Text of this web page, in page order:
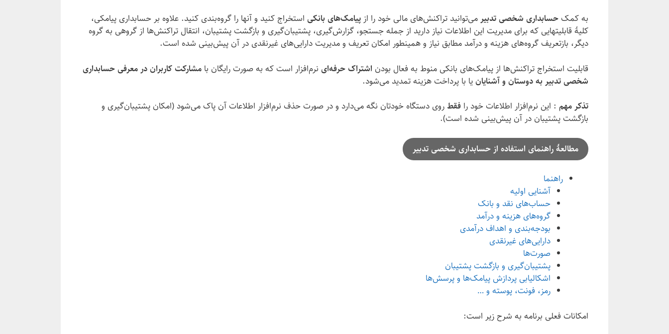
به کمک حسابداری شخصی تدبیر می‌توانید تراکنش‌های مالی خود را از پیامک‌های بانکی استخراج کنید و آنها را گروه‌بندی کنید. علاوه بر حسابداری پیامکی،
کلیهٔ قابلیتهایی که برای مدیریت این اطلاعات نیاز دارید از جمله جستجو، گزارش‌گیری، پشتیبان‌گیری و بازگشت پشتیبان، انتقال تراکنش‌ها از گروهی به گروه
دیگر، بازتعریف گروه‌های هزینه و درآمد مطابق نیاز و همینطور امکان تعریف و مدیریت دارایی‌های غیرنقدی در آن پیش‌بینی شده است.
قابلیت استخراج تراکنش‌ها از پیامک‌های بانکی منوط به فعال بودن اشتراک حرفه‌ای نرم‌افزار است که به صورت رایگان با مشارکت کاربران در معرفی حسابداری
شخصی تدبیر به دوستان و آشنایانیا با پرداخت هزینه تمدید می‌شود.
تذکر مهم : این نرم‌افزار اطلاعات خود را فقطروی دستگاه خودتان نگه می‌دارد و در صورت حذف نرم‌افزار اطلاعات آن پاک می‌شود (امکان پشتیبان‌گیری و
بازگشت پشتیبان در آن پیش‌بینی شده است).
مطالعهٔ راهنمای استفاده از حسابداری شخصی تدبیر
راهنما
آشنایی اولیه
حساب‌های نقد و بانک
گروه‌های هزینه و درآمد
بودجه‌بندی و اهداف درآمدی
دارایی‌های غیرنقدی
صورت‌ها
پشتیبان‌گیری و بازگشت پشتیبان
اشکالیابی پردازش پیامک‌ها و پرسش‌ها
رمز، فونت، پوسته و …
امکانات فعلی برنامه به شرح زیر است: